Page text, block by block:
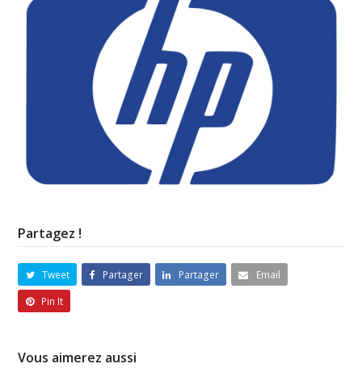
Partagez !
Tweet Partager Partager
Email
Pin It
Vous aimerez aussi